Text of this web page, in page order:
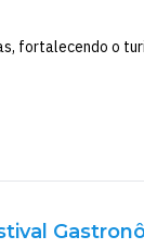
fortalecendo o